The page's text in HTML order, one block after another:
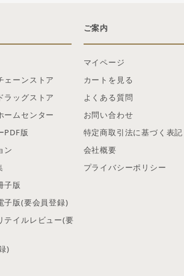
ェーンストア
ラッグストア
ームセンター
PDF版
ン
子版
子版(要会員登録)
テイルレビュー(要
)
ご案内
マイページ
カートを見る
よくある質問
お問い合わせ
特定商取引法に基づく表記
会社概要
プライバシーポリシー